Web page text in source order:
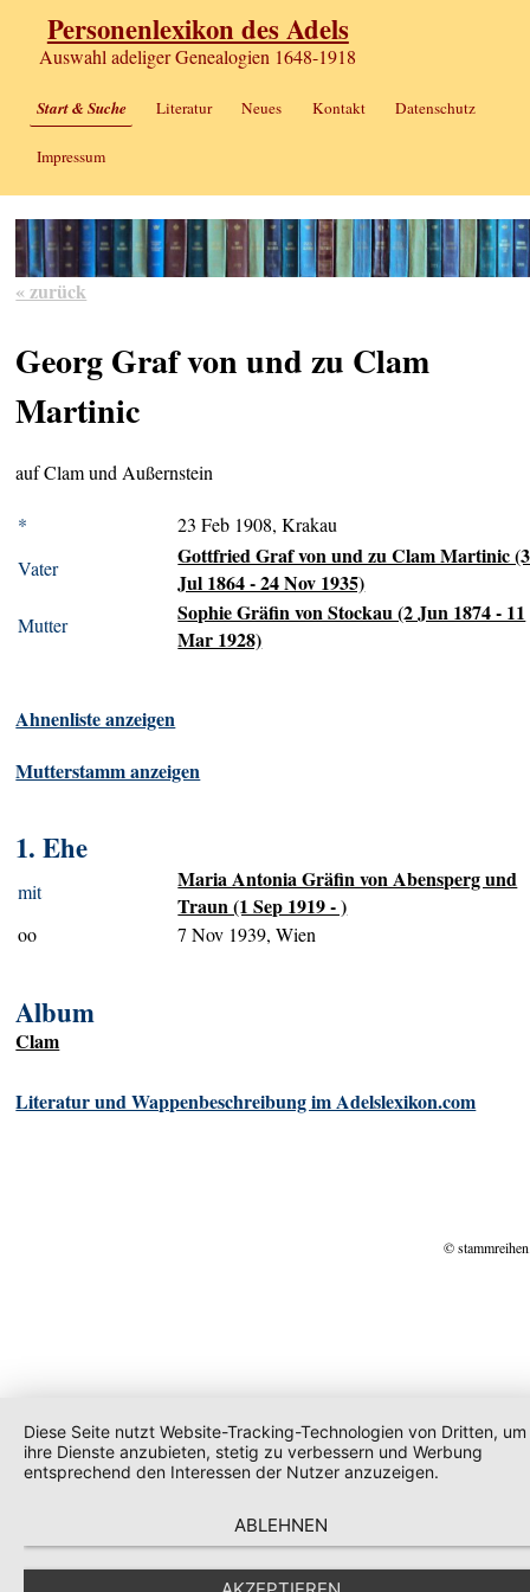
Personenlexikon des Adels
Auswahl adeliger Genealogien 1648-1918
Start & Suche Literatur Neues Kontakt Datenschutz
Impressum
« zurück
Georg Graf von und zu Clam
Martinic
auf Clam und Außernstein
*
23 Feb 1908, Krakau
Vater
Gottfried Graf von und zu Clam Martinic
Jul 1864 - 24 Nov 1935)
Mutter
Sophie Gräfin von Stockau (2 Jun 1874 - 11
Mar 1928)
Ahnenliste anzeigen
Mutterstamm anzeigen
1. Ehe
mit
Maria Antonia Gräfin von Abensperg und
Traun (1 Sep 1919 - )
oo 7 Nov 1939, Wien
Album
Clam
Literatur und Wappenbeschreibung im Adelslexikon.com
©
Diese Seite nutzt Website-Tracking-Technologien von Dritten, um
ihre Dienste anzubieten, stetig zu verbessern und Werbung
entsprechend den Interessen der Nutzer anzuzeigen.
ABLEHNEN